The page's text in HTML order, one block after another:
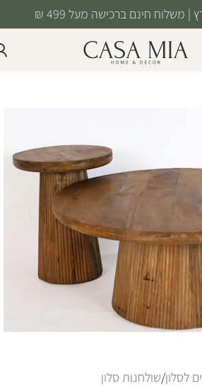
משלוח חינם ברכישה מעל 499 ₪
לסלון/שולחנות סלון